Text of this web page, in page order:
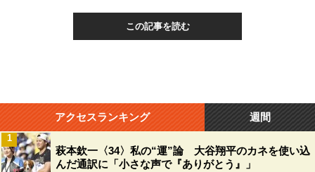
この記事を読む
アクセスランキング 週間
萩本欽一〈34〉私の“運”論 大谷翔平のカネを使い込
んだ通訳に「小さな声で『ありがとう』」
1